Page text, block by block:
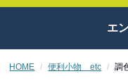
エ
HOME 便利小物 etc 調